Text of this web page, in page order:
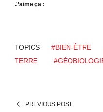
J’aime ça :
TOPICS #BIEN-ÊTRE
TERRE
PREVIOUS POST